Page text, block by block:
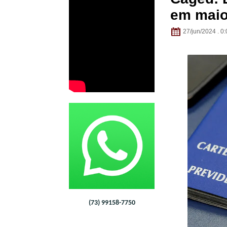
(73) 99158-7750
em
27/jun/2024 .